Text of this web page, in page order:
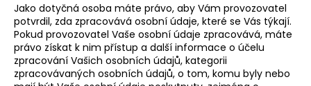
Jako dotyčná osoba máte právo, aby Vám provozovatel
potvrdil, zda zpracovává osobní údaje, které se Vás týkají.
Pokud provozovatel Vaše osobní údaje zpracovává, máte
právo získat k nim přístup a další informace o účelu
zpracování Vašich osobních údajů, kategorii
zpracovávaných osobních údajů, o tom, komu byly nebo